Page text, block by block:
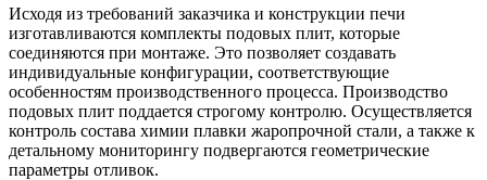
Исходя из требований заказчика и конструкции печи
изготавливаются комплекты подовых плит, которые
соединяются при монтаже. Это позволяет создавать
индивидуальные конфигурации, соответствующие
особенностям производственного процесса. Производство
подовых плит поддается строгому контролю. Осуществляется
контроль состава химии плавки жаропрочной стали, а также к
детальному мониторингу подвергаются геометрические
параметры отливок.